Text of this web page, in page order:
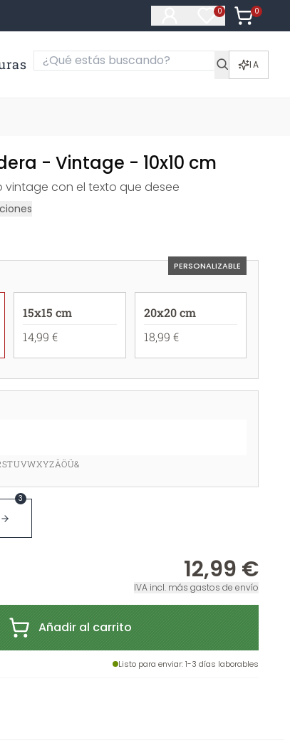
0
Artículos en
0
Artículos
IA
- Vintage - 10x10 cm
vintage con el texto que desee
PERSONALIZABLE
15x15 cm
14,99 €
20x20 cm
18,99 €
3
12,99 €
IVA incl. más gastos de envío
Añadir al carrito
Listo para enviar: 1-3 días laborables